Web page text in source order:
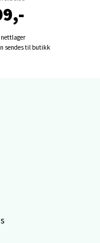
nettlager
sendes til butikk